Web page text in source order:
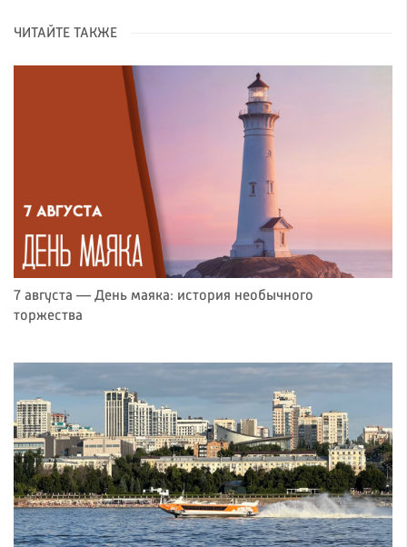
ЧИТАЙТЕ ТАКЖЕ
7 августа — День маяка: история необычного
торжества